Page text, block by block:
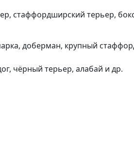
стаффордширский терьер,
доберман, крупный
чёрный терьер, алабай и др.